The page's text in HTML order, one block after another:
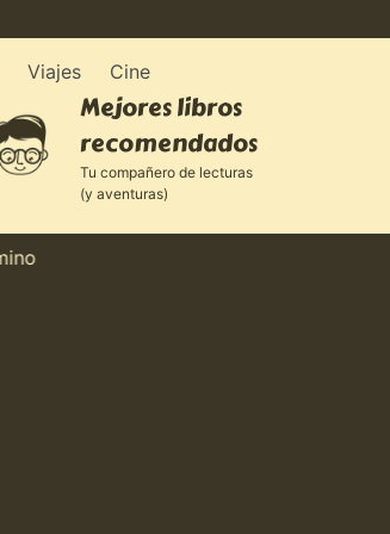
Viajes Cine
Mejores libros
recomendados
Tu compañero de lecturas
(y aventuras)